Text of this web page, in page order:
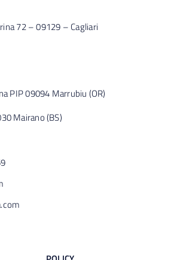
72 – 09129 – Cagliari
PIP 09094 Marrubiu (OR)
Mairano (BS)